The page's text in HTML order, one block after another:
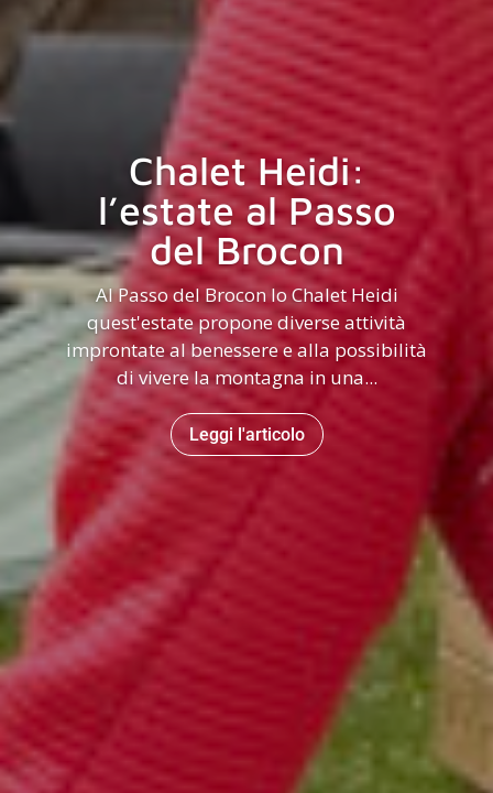
Chalet Heidi:
l’estate al Passo
del Brocon
Al Passo del Brocon lo Chalet Heidi
quest'estate propone diverse attività
improntate al benessere e alla possibilità
di vivere la montagna in una...
Leggi l'articolo